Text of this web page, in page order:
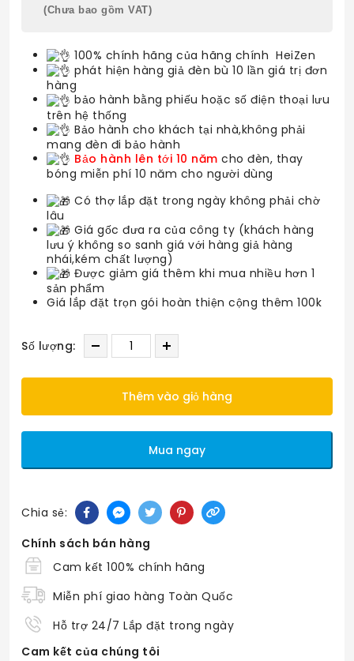
(Chưa bao gồm VAT)
100% chính hãng của hãng chính HeiZen
phát hiện hàng giả đèn bù 10 lần giá trị đơn
hàng
bảo hành bằng phiếu hoặc số điện thoại lưu
trên hệ thống
Bảo hành cho khách tại nhà,không phải
mang đèn đi bảo hành
Bảo hành lên tới 10 năm cho đèn, thay
bóng miễn phí 10 năm cho người dùng
Có thợ lắp đặt trong ngày không phải chờ
lâu
Giá gốc đưa ra của công ty (khách hàng
lưu ý không so sanh giá với hàng giả hàng
nhái,kém chất lượng)
Được giảm giá thêm khi mua nhiều hơn 1
sản phẩm
Giá lắp đặt trọn gói hoàn thiện cộng thêm 100k
Số lượng:
Thêm vào giỏ hàng
Mua ngay
Chia sẻ:
Chính sách bán hàng
Cam kết 100% chính hãng
Miễn phí giao hàng Toàn Quốc
Hỗ trợ 24/7 Lắp đặt trong ngày
Cam kết của chúng tôi